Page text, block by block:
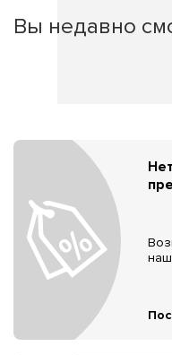
Вы недавно